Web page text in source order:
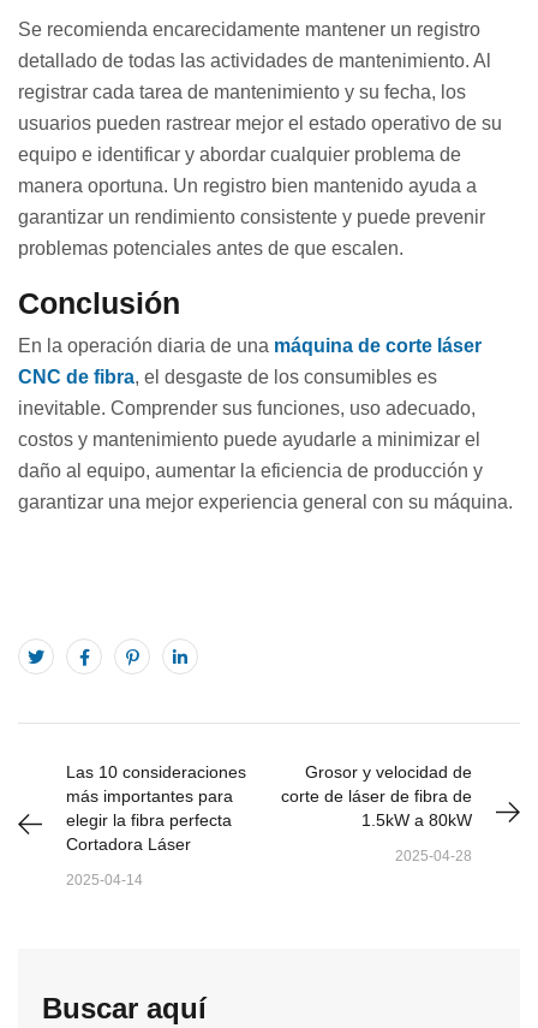
Se recomienda encarecidamente mantener un registro
detallado de todas las actividades de mantenimiento. Al
registrar cada tarea de mantenimiento y su fecha, los
usuarios pueden rastrear mejor el estado operativo de su
equipo e identificar y abordar cualquier problema de
manera oportuna. Un registro bien mantenido ayuda a
garantizar un rendimiento consistente y puede prevenir
problemas potenciales antes de que escalen.
Conclusión
En la operación diaria de una máquina de corte láser
CNC de fibra, el desgaste de los consumibles es
inevitable. Comprender sus funciones, uso adecuado,
costos y mantenimiento puede ayudarle a minimizar el
daño al equipo, aumentar la eficiencia de producción y
garantizar una mejor experiencia general con su máquina.
Las 10 consideraciones
más importantes para
elegir la fibra perfecta
Cortadora Láser
2025-04-14
Grosor y velocidad de
corte de láser de fibra de
1.5kW a 80kW
2025-04-28
Buscar aquí